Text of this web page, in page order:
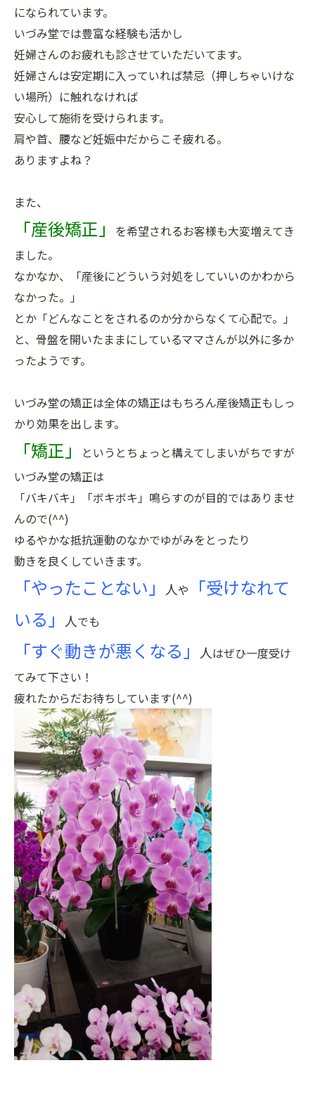
になられています。
いづみ堂では豊富な経験も活かし
妊婦さんのお疲れも診させていただいてます。
妊婦さんは安定期に入っていれば禁忌（押しちゃいけな
い場所）に触れなければ
安心して施術を受けられます。
肩や首、腰など妊娠中だからこそ疲れる。
ありますよね？
また、
「産後矯正」
を希望されるお客様も大変増えてき
ました。
なかなか、「産後にどういう対処をしていいのかわから
なかった。」
とか「どんなことをされるのか分からなくて心配で。」
と、骨盤を開いたままにしているママさんが以外に多か
ったようです。
いづみ堂の矯正は全体の矯正はもちろん産後矯正もしっ
かり効果を出します。
「矯正」
というとちょっと構えてしまいがちですが
いづみ堂の矯正は
「バキバキ」「ボキボキ」鳴らすのが目的ではありませ
んので(^^)
ゆるやかな抵抗運動のなかでゆがみをとったり
動きを良くしていきます。
「やったことない」 人や
「受けなれて
いる」
人でも
「すぐ動きが悪くなる」 人はぜひ一度受け
てみて下さい！
疲れたからだお待ちしています(^^)